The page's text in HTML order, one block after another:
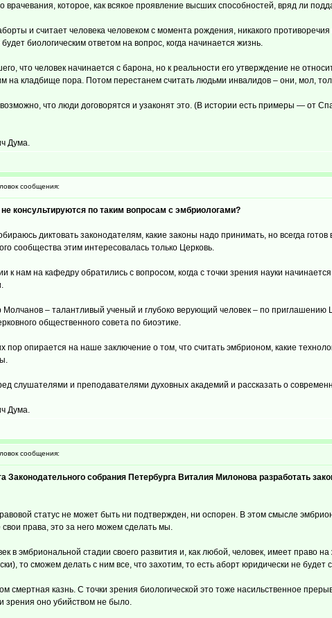
врачевания, которое, как всякое проявление высших способностей, вряд ли
и считает человека человеком с момента рождения, никакого
биологическим ответом на вопрос, когда начинается жизнь.
что человек начинается с барона, но к реальности его утверждение не
на кладбище пора. Потом перестанем считать людьми инвалидов – они, мол,
что люди договорятся и узаконят это. (В истории есть примеры — от
Дума.
сообщения:
консультируются по таким вопросам с эмбриологами?
диктовать законодателям, какие законы надо принимать, но всегда
сообщества этим интересовалась только Церковь.
к нам на кафедру обратились с вопросом, когда с точки зрения науки
– талантливый ученый и глубоко верующий человек – по приглашению
общественного совета по биоэтике.
пор опирается на наше заключение о том, что считать эмбрионом, какие
слушателями и преподавателями духовных академий и рассказать о
Дума.
сообщения:
Законодательного собрания Петербурга Виталия Милонова разработать
статус не может быть ни подтвержден, ни оспорен. В этом смысле
права, это за него можем сделать мы.
в эмбриональной стадии своего развития и, как любой, человек, имеет право
то сможем делать с ним все, что захотим, то есть аборт юридически не будет
смертная казнь. С точки зрения биологической это тоже насильственное
зрения оно убийством не было.